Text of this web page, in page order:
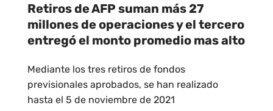
Retiros de AFP suman más 27
millones de operaciones y el tercero
entregó el monto promedio mas alto
Mediante los tres retiros de fondos
previsionales aprobados, se han realizado
hasta el 5 de noviembre de 2021